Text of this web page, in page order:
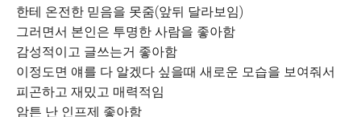
한테 온전한 믿음을 못줌(앞뒤 달라보임)
그러면서 본인은 투명한 사람을 좋아함
감성적이고 글쓰는거 좋아함
이정도면 얘를 다 알겠다 싶을때 새로운 모습을 보여줘서
피곤하고 재밌고 매력적임
암튼 난 인프제 좋아함